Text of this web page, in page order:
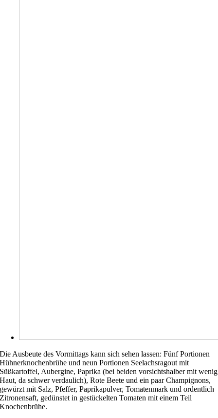
Die Ausbeute des Vormittags kann sich sehen lassen: Fünf Portionen
Hühnerknochenbrühe und neun Portionen Seelachsragout mit
Süßkartoffel, Aubergine, Paprika (bei beiden vorsichtshalber mit wenig
Haut, da schwer verdaulich), Rote Beete und ein paar Champignons,
gewürzt mit Salz, Pfeffer, Paprikapulver, Tomatenmark und ordentlich
Zitronensaft, gedünstet in gestückelten Tomaten mit einem Teil
Knochenbrühe.